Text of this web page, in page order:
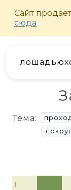
Тема:
1